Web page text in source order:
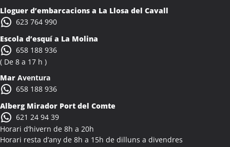
Colònies Escolars Alcalà de Xivert
Activitats Família Amics Alcanar
Colònies Escolars Alcanar
Activitats Família Amics Alcanó
Activitats Teambuilding Empreses Alcarràs
Activitats Família Amics Alcarràs
Colònies Escolars Alcarràs
Lloguer d’embarcacions a La Llosa del Cavall
623 764 990
Escola d’esquí a La Molina
658 188 936
( De 8 a 17 h )
Mar Aventura
658 188 936
Alberg Mirador Port del Comte
621 24 94 39
Horari d’hivern de 8h a 20h
Horari resta d’any de 8h a 15h de dilluns a divendres